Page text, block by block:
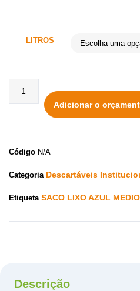
LITROS
Adicionar o
Código N/A
Categoria Descartáveis
Etiqueta SACO LIXO AZUL
Descrição